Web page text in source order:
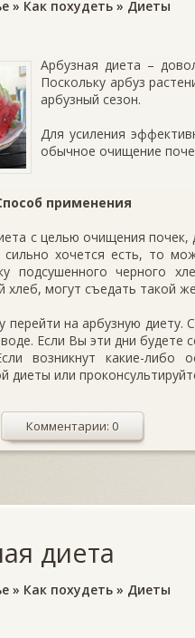
» Как похудеть » Диеты
Арбузная диета –
Поскольку арбуз
арбузный сезон.
Для усиления
обычное очищение
применения
с целью очищения
сильно хочется есть, то
подсушенного черного
хлеб, могут съедать такой
перейти на арбузную диету.
Если Вы эти дни будете
возникнут какие-
диеты или
Комментарии: 0
диета
» Как похудеть » Диеты